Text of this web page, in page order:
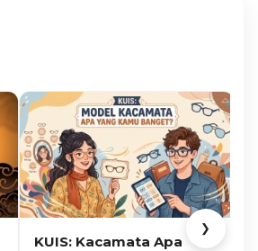
KUIS: Kacamata Apa
❯